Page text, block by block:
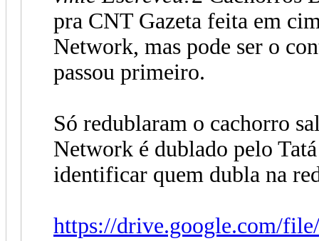
pra CNT Gazeta feita em
Network, mas pode ser o
passou primeiro.
Só redublaram o cachorro
Network é dublado pelo
identificar quem dubla na
https://drive.google.com/